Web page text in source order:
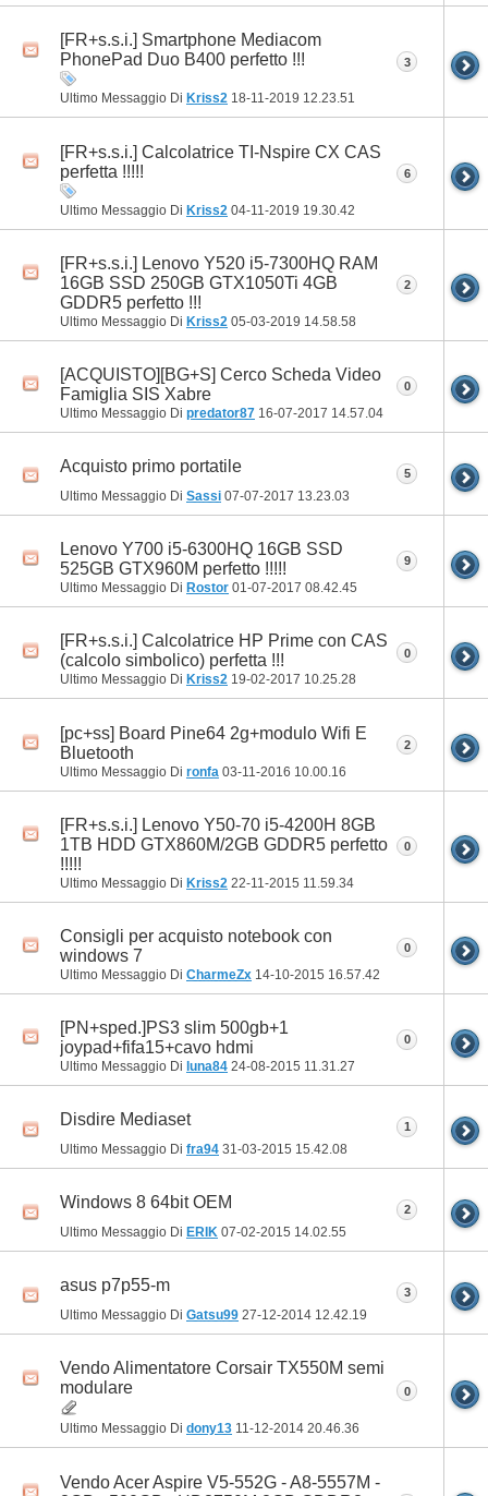
[FR+s.s.i.] Smartphone Mediacom
PhonePad Duo B400 perfetto !!!
Ultimo Messaggio Di Kriss2 18-11-2019 12.23.51
3
[FR+s.s.i.] Calcolatrice TI-Nspire CX CAS
perfetta !!!!!
Ultimo Messaggio Di Kriss2 04-11-2019 19.30.42
6
[FR+s.s.i.] Lenovo Y520 i5-7300HQ RAM
16GB SSD 250GB GTX1050Ti 4GB
GDDR5 perfetto !!!
Ultimo Messaggio Di Kriss2 05-03-2019 14.58.58
2
[ACQUISTO][BG+S] Cerco Scheda Video
Famiglia SIS Xabre
Ultimo Messaggio Di predator87 16-07-2017 14.57.04
0
Acquisto primo portatile
Ultimo Messaggio Di Sassi 07-07-2017 13.23.03
5
Lenovo Y700 i5-6300HQ 16GB SSD
525GB GTX960M perfetto !!!!!
Ultimo Messaggio Di Rostor 01-07-2017 08.42.45
9
[FR+s.s.i.] Calcolatrice HP Prime con CAS
(calcolo simbolico) perfetta !!!
Ultimo Messaggio Di Kriss2 19-02-2017 10.25.28
0
[pc+ss] Board Pine64 2g+modulo Wifi E
Bluetooth
Ultimo Messaggio Di ronfa 03-11-2016 10.00.16
2
[FR+s.s.i.] Lenovo Y50-70 i5-4200H 8GB
1TB HDD GTX860M/2GB GDDR5 perfetto
!!!!!
Ultimo Messaggio Di Kriss2 22-11-2015 11.59.34
0
Consigli per acquisto notebook con
windows 7
Ultimo Messaggio Di CharmeZx 14-10-2015 16.57.42
0
[PN+sped.]PS3 slim 500gb+1
joypad+fifa15+cavo hdmi
Ultimo Messaggio Di luna84 24-08-2015 11.31.27
0
Disdire Mediaset
Ultimo Messaggio Di fra94 31-03-2015 15.42.08
1
Windows 8 64bit OEM
Ultimo Messaggio Di ERIK 07-02-2015 14.02.55
2
asus p7p55-m
Ultimo Messaggio Di Gatsu99 27-12-2014 12.42.19
3
Vendo Alimentatore Corsair TX550M semi
modulare
Ultimo Messaggio Di dony13 11-12-2014 20.46.36
0
Vendo Acer Aspire V5-552G - A8-5557M -